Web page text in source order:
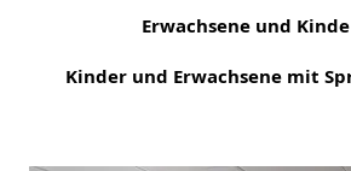
Erwachsene und
Kinder und Erwachsene mit